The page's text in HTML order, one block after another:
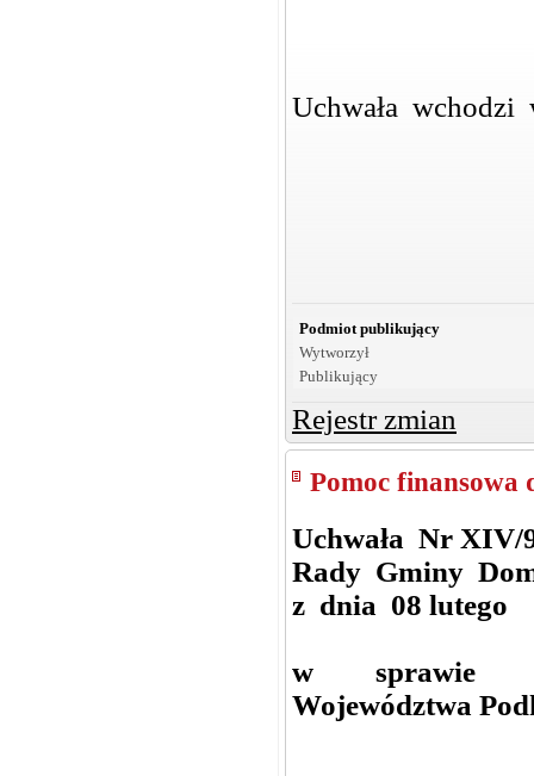
Uchwała
Podmiot publikujący
Wytworzył
Publikujący
Rejestr zmian
Pomoc finansowa
Uchwała Nr XIV/
Rady Gminy
z dnia 08 lutego
w sprawie
Województwa